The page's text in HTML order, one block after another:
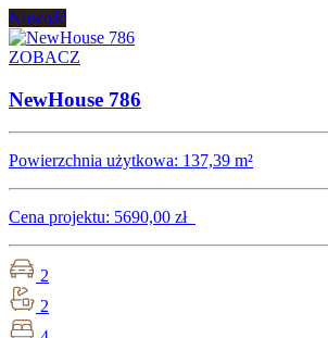
Nowość
ZOBACZ
NewHouse 786
Powierzchnia użytkowa: 137,39 m²
Cena projektu: 5690,00 zł
2
2